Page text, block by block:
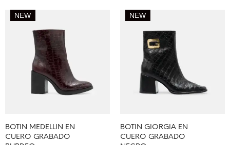
NEW
BOTIN MEDELLIN EN
CUERO GRABADO
NEW
BOTIN GIORGIA EN
CUERO GRABADO